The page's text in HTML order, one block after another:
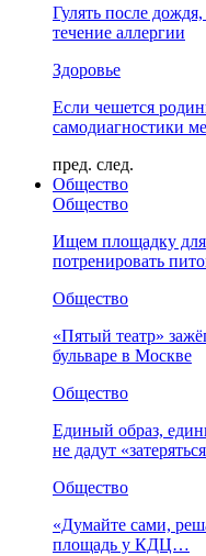
Гулять после
течение аллергии
Здоровье
Если чешется
самодиагностики
пред. след.
Общество
Общество
Ищем площадку для
потренировать
Общество
«Пятый театр»
бульваре в Москве
Общество
Единый образ,
не дадут
Общество
«Думайте сами,
площадь у КДЦ…